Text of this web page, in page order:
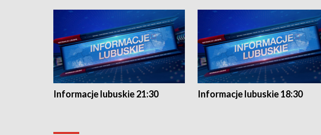
Informacje lubuskie 21:30 Informacje lubuskie 18:30